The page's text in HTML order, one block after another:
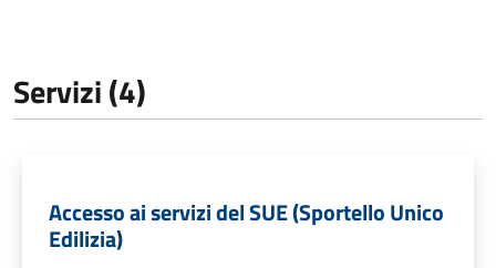
Servizi (4)
Accesso ai servizi del SUE (Sportello Unico
Edilizia)